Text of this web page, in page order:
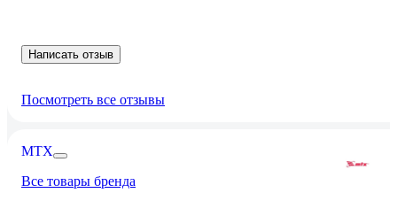
Написать отзыв
Посмотреть все отзывы
MTX
Все товары бренда